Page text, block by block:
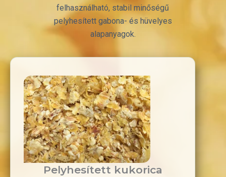
felhasználható, stabil minőségű
pelyhesített gabona- és hüvelyes
alapanyagok.
Pelyhesített kukorica